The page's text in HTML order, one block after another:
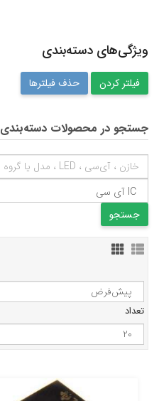
ویژگی‌های دسته‌بندی
حذف فیلترها
جستجو در محصولات دسته‌بندی
تعداد